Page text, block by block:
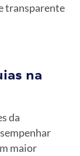
transparente
na
da
maior